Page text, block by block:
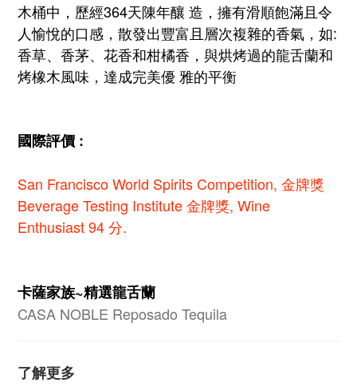
木桶中，歷經364天陳年釀 造，擁有滑順飽滿且令
人愉悅的口感，散發出豐富且層次複雜的香氣，如:
香草、香茅、花香和柑橘香，與烘烤過的龍舌蘭和
烤橡木風味，達成完美優 雅的平衡
國際評價 :
San Francisco World Spirits Competition, 金牌獎
Beverage Testing Institute 金牌獎, Wine
Enthusiast 94 分.
卡薩家族~精選龍舌蘭
CASA NOBLE Reposado Tequila
了解更多